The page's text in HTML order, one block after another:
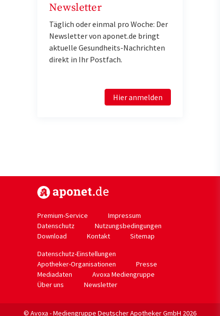
Newsletter
Täglich oder einmal pro Woche: Der
Newsletter von aponet.de bringt
aktuelle Gesundheits-Nachrichten
direkt in Ihr Postfach.
Hier anmelden
Premium-Service
Impressum
Datenschutz
Nutzungsbedingungen
Download
Kontakt
Sitemap
Datenschutz-Einstellungen
Apotheker-Organisationen
Presse
Mediadaten
Avoxa Mediengruppe
Über uns
Newsletter
© Avoxa - Mediengruppe Deutscher Apotheker GmbH 2026